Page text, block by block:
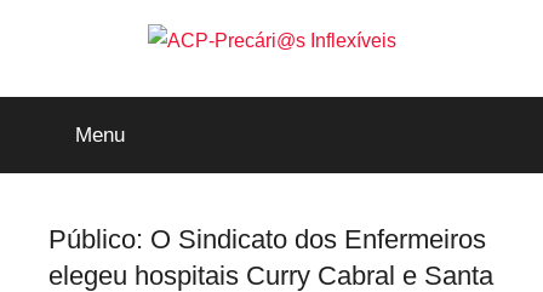
ACP-
Precári@s
Inflexíveis
Menu
Público: O Sindicato dos Enfermeiros
elegeu hospitais Curry Cabral e Santa